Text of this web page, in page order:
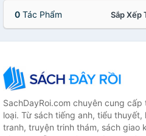
0 Tác Phẩm Sắp Xếp
SachDayRoi.com chuyên cung
loại. Từ sách tiếng anh, tiểu
tranh, truyện trinh thám, sách giao